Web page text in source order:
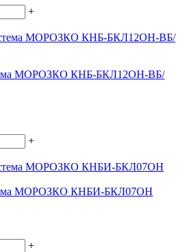
+
МОРОЗКО КНБ-БКЛ12ОН-ВБ/
+
МОРОЗКО КНБИ-БКЛ07ОН
+